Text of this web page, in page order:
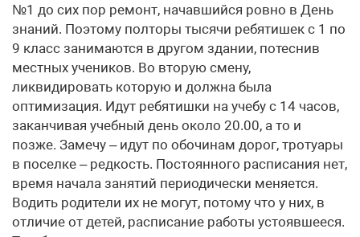
№1 до сих пор ремонт, начавшийся ровно в День
знаний. Поэтому полторы тысячи ребятишек с 1 по
9 класс занимаются в другом здании, потеснив
местных учеников. Во вторую смену,
ликвидировать которую и должна была
оптимизация. Идут ребятишки на учебу с 14 часов,
заканчивая учебный день около 20.00, а то и
позже. Замечу – идут по обочинам дорог, тротуары
в поселке – редкость. Постоянного расписания нет,
время начала занятий периодически меняется.
Водить родители их не могут, потому что у них, в
отличие от детей, расписание работы устоявшееся.